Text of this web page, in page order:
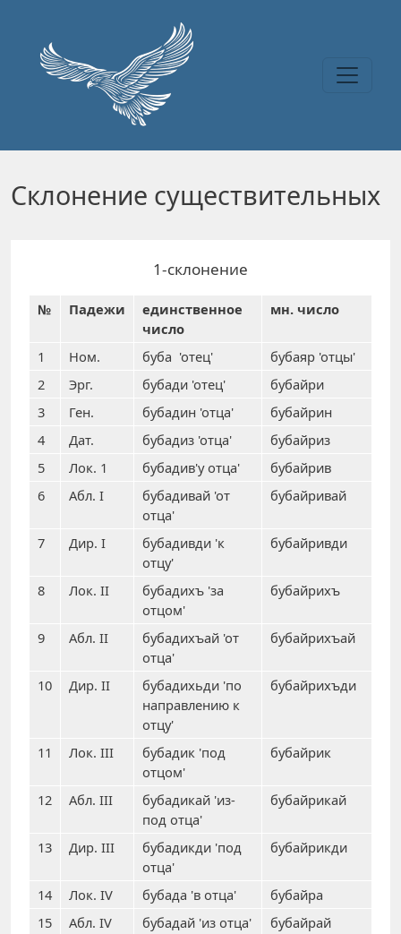
Склонение существительных
1-склонение
№ Падежи
единственное
число
мн. число
1 Ном. буба 'отец'
бубаяр 'отцы'
2
Эрг. бубади 'отец'
бубайри
3
Ген. бубадин 'отца'
бубайрин
4
Дат. бубадиз 'отца'
бубайриз
5
Лок. 1 бубадив'у отца'
бубайрив
6
Абл. I
бубадивай 'от
отца'
бубайривай
7 Дир. I
бубадивди 'к
отцу'
бубайривди
8 Лок. II
бубадихъ 'за
отцом'
бубайрихъ
9 Абл. II
бубадихъай 'от
отца'
бубайрихъай
10 Дир. II
бубадихьди 'по
направлению к
отцу'
бубайрихъди
11 Лок. III
бубадик 'под
отцом'
бубайрик
12 Абл. III
бубадикай 'из-
под отца'
бубайрикай
13 Дир. III
бубадикди 'под
отца'
бубайрикди
14 Лок. IV бубада 'в отца'
бубайра
15
Абл. IV бубадай 'из отца'
бубайрай